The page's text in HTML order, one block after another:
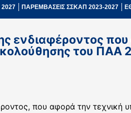
ΠΑΡΕΜΒΑΣΕΙΣ ΣΣΚΑΠ 2023-2027
ενδιαφέροντος που
του ΠΑΑ
που αφορά την τεχνική